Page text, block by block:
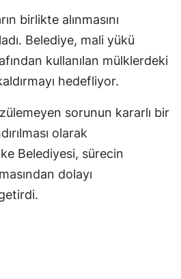
birlikte alınmasını
Belediye, mali yükü
kullanılan mülklerdeki
hedefliyor.
sorunun kararlı bir
olarak
Belediyesi, sürecin
dolayı